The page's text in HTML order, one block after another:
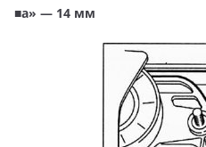
■а» — 14 мм